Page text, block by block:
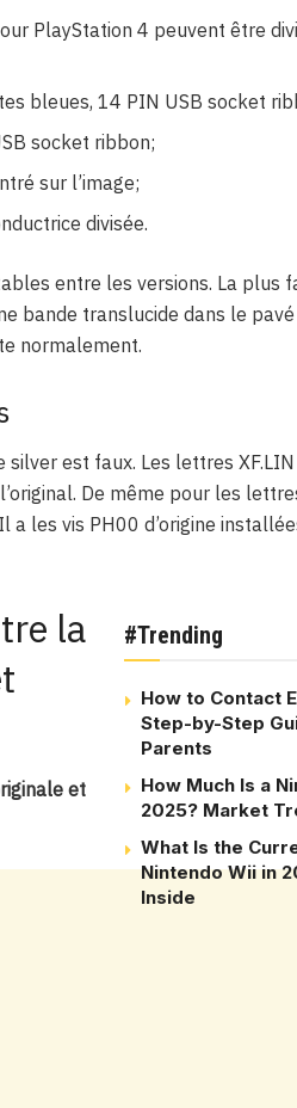
PlayStation 4 peuvent être
bleues, 14 PIN USB socket
socket ribbon;
sur l’image;
divisée.
entre les versions. La plus
bande translucide dans le
normalement.
est faux. Les lettres
De même pour les
a les vis PH00 d’origine
#Trending
How to Contact
Step-by-Step
Parents
How Much Is a
2025? Market
What Is the
Nintendo Wii in
Inside
la
et